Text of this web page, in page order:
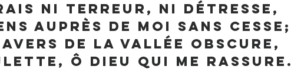
ni terreur, ni détresse,
auprès de moi sans cesse;
de la vallée obscure,
ô Dieu qui me rassure.